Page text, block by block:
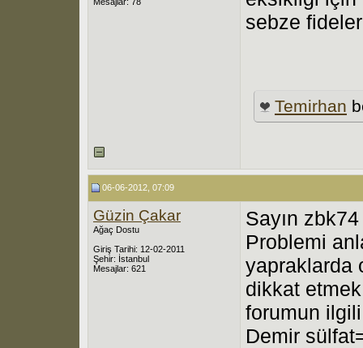
sebze
Temirhan
06-06-2012, 07:09
Güzin Çakar
Ağaç Dostu
Giriş Tarihi: 12-02-2011
Şehir: İstanbul
Mesajlar: 621
Sayın zbk74
Problemi
yapraklarda
dikkat
forumun ilgili
Demir